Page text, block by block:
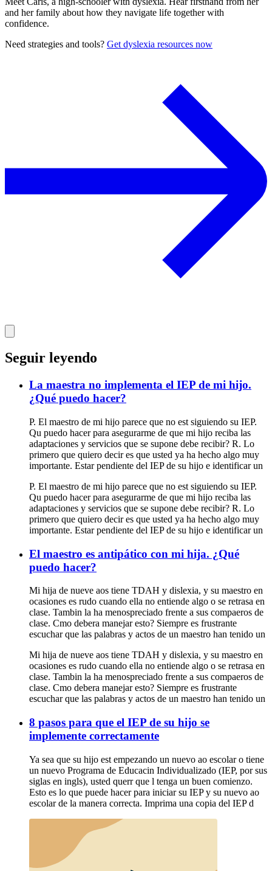
and her family about how they navigate life together with
confidence.
Need strategies and tools? Get dyslexia resources now
Seguir leyendo
La maestra no implementa el IEP de mi hijo.
¿Qué puedo hacer?
P. El maestro de mi hijo parece que no est siguiendo su IEP.
Qu puedo hacer para asegurarme de que mi hijo reciba las
adaptaciones y servicios que se supone debe recibir? R. Lo
primero que quiero decir es que usted ya ha hecho algo muy
importante. Estar pendiente del IEP de su hijo e identificar un
P. El maestro de mi hijo parece que no est siguiendo su IEP.
Qu puedo hacer para asegurarme de que mi hijo reciba las
adaptaciones y servicios que se supone debe recibir? R. Lo
primero que quiero decir es que usted ya ha hecho algo muy
importante. Estar pendiente del IEP de su hijo e identificar un
El maestro es antipático con mi hija. ¿Qué
puedo hacer?
Mi hija de nueve aos tiene TDAH y dislexia, y su maestro en
ocasiones es rudo cuando ella no entiende algo o se retrasa en
clase. Tambin la ha menospreciado frente a sus compaeros de
clase. Cmo debera manejar esto? Siempre es frustrante
escuchar que las palabras y actos de un maestro han tenido un
Mi hija de nueve aos tiene TDAH y dislexia, y su maestro en
ocasiones es rudo cuando ella no entiende algo o se retrasa en
clase. Tambin la ha menospreciado frente a sus compaeros de
clase. Cmo debera manejar esto? Siempre es frustrante
escuchar que las palabras y actos de un maestro han tenido un
8 pasos para que el IEP de su hijo se
implemente correctamente
Ya sea que su hijo est empezando un nuevo ao escolar o tiene
un nuevo Programa de Educacin Individualizado (IEP, por sus
siglas en ingls), usted querr que l tenga un buen comienzo.
Esto es lo que puede hacer para iniciar su IEP y su nuevo ao
escolar de la manera correcta. Imprima una copia del IEP d